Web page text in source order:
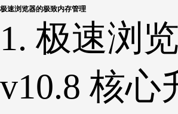
极速浏览器的极致内存管理
1. 极速浏
v10.8 核心